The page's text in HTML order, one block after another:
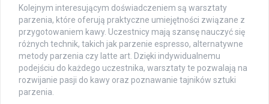
Kolejnym interesującym doświadczeniem są warsztaty
parzenia, które oferują praktyczne umiejętności związane z
przygotowaniem kawy. Uczestnicy mają szansę nauczyć się
różnych technik, takich jak parzenie espresso, alternatywne
metody parzenia czy latte art. Dzięki indywidualnemu
podejściu do każdego uczestnika, warsztaty te pozwalają na
rozwijanie pasji do kawy oraz poznawanie tajników sztuki
parzenia.